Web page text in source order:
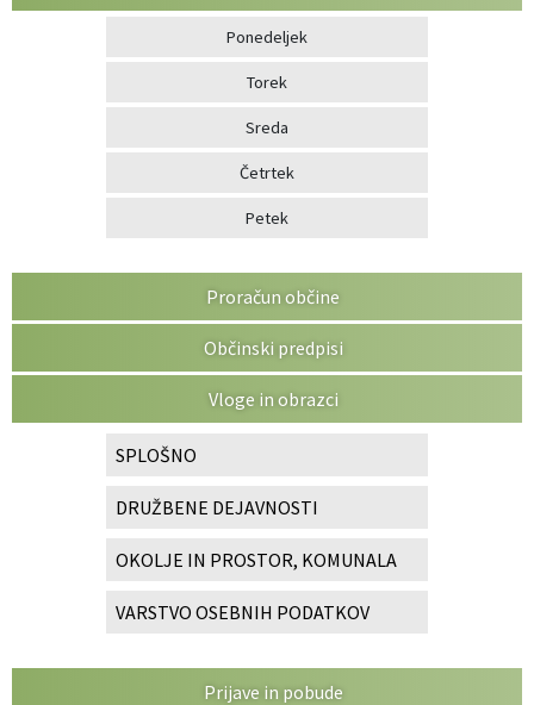
Ponedeljek
Torek
Sreda
Četrtek
Petek
Proračun občine
Občinski predpisi
Vloge in obrazci
SPLOŠNO
DRUŽBENE DEJAVNOSTI
OKOLJE IN PROSTOR, KOMUNALA
VARSTVO OSEBNIH PODATKOV
Prijave in pobude